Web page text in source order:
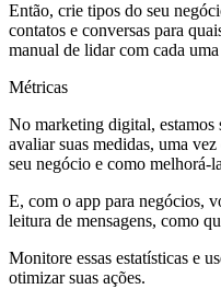
Então, crie tipos do seu
contatos e conversas para
manual de lidar com cada uma
Métricas
No marketing digital, estamos
avaliar suas medidas, uma
seu negócio e como melhorá-
E, com o app para negócios,
leitura de mensagens, como
Monitore essas estatísticas e
otimizar suas ações.